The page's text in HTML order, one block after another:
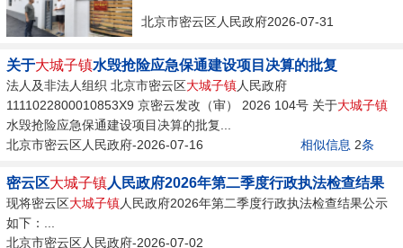
北京市密云区人民政府2026-07-31
关于大城子镇水毁抢险应急保通建设项目决算的批复
法人及非法人组织 北京市密云区大城子镇人民政府
1111022800010853X9 京密云发改（审） 2026 104号 关于大城子镇
水毁抢险应急保通建设项目决算的批复...
北京市密云区人民政府-2026-07-16
相似信息 2条
密云区大城子镇人民政府2026年第二季度行政执法检查结果
现将密云区大城子镇人民政府2026年第二季度行政执法检查结果公示
如下：...
北京市密云区人民政府-2026-07-02